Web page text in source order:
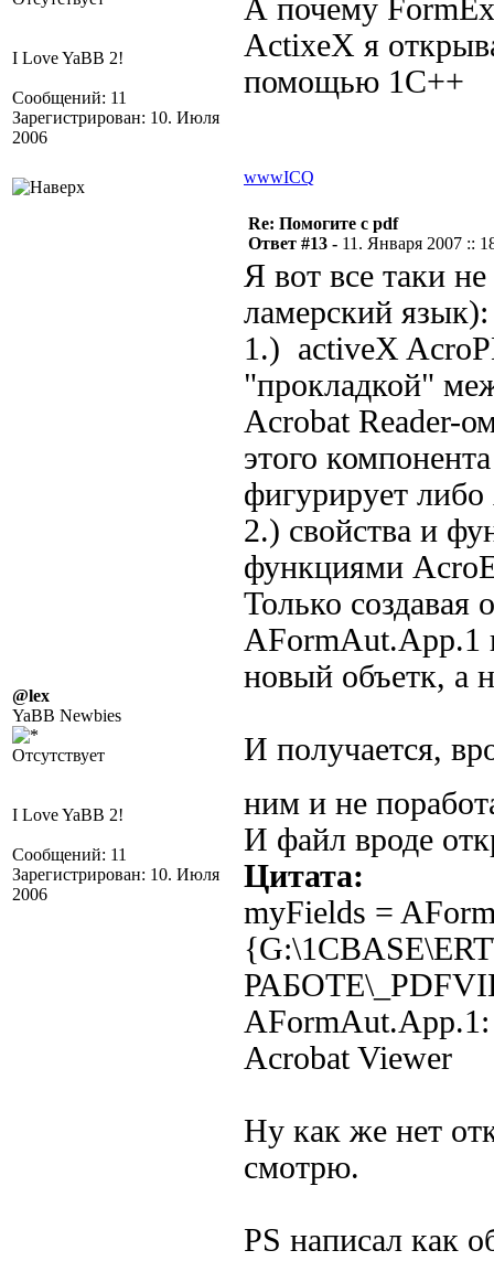
I Love YaBB 2!
Сообщений: 11
Зарегистрирован: 10. Июля
2006
А почему
ActixeX я
помощью 1С++
wwwICQ
@lex
YaBB Newbies
Отсутствует
I Love YaBB 2!
Сообщений: 11
Зарегистрирован: 10. Июля
2006
Re: Помогите с pdf
Ответ #13 - 11. Января 2007 ::
Я вот все таки
ламерский язык):
1.) activeX
"прокладкой"
Acrobat Reader-
этого
фигурирует
2.) свойства и
функциями
Только
AFormAut.App.1
новый объетк, а
И получается,
ним и не
И файл вроде
Цитата:
myFields =
AFormAut.App.1:
Acrobat Viewer
Ну как же нет
смотрю.
PS написал как